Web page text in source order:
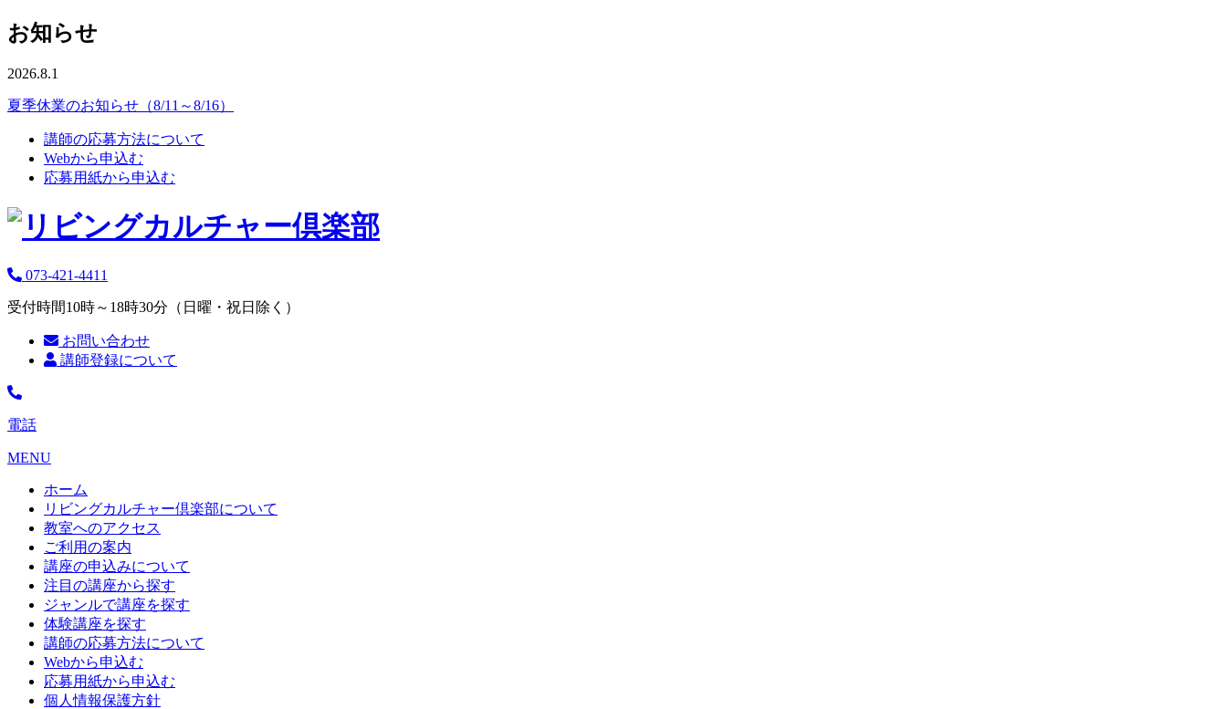
お知らせ
2026.8.1
夏季休業のお知らせ（8/11～8/16）
講師の応募方法について
Webから申込む
応募用紙から申込む
073-421-4411
受付時間10時～18時30分（日曜・祝日除く）
お問い合わせ
講師登録について
電話
MENU
ホーム
リビングカルチャー倶楽部について
教室へのアクセス
ご利用の案内
講座の申込みについて
注目の講座から探す
ジャンルで講座を探す
体験講座を探す
講師の応募方法について
Webから申込む
応募用紙から申込む
個人情報保護方針